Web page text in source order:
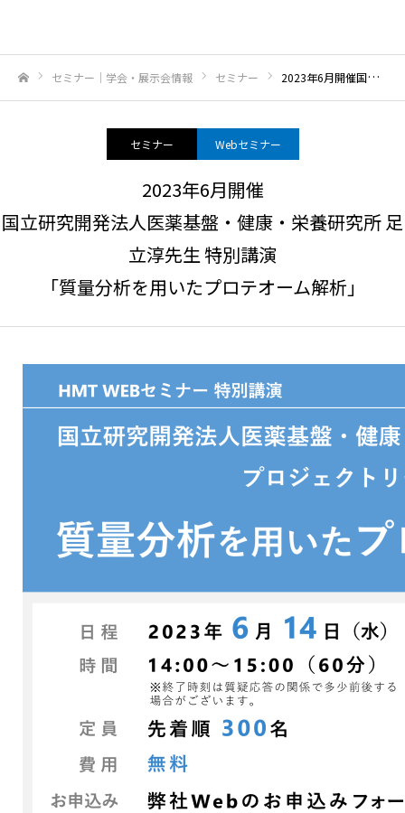
セミナー｜学会・展示会情報 セミナー 2023年6月開催国立研究開発法人医薬基盤・健康・栄養研究所 足立淳先生 特別講演「質量分析を用いたプロテオーム解析」
セミナー Webセミナー
2023年6月開催
国立研究開発法人医薬基盤・健康・栄養研究所 足
立淳先生 特別講演
「質量分析を用いたプロテオーム解析」